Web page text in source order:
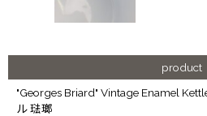
product
"Georges Briard" Vintage Enamel
ル 琺瑯